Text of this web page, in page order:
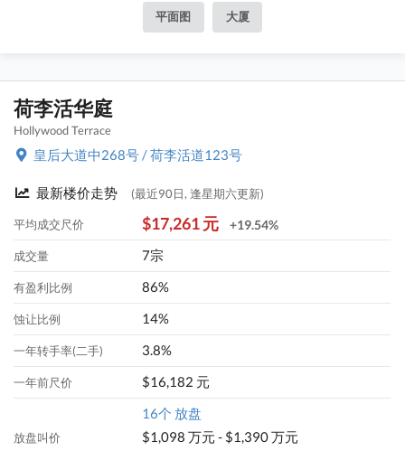
平面图 大厦
荷李活华庭
Hollywood Terrace
皇后大道中268号 / 荷李活道123号
最新楼价走势 (最近90日, 逢星期六更新)
平均成交尺价 $17,261 元 +19.54%
成交量 7宗
有盈利比例 86%
蚀让比例 14%
一年转手率(二手) 3.8%
一年前尺价 $16,182 元
放盘叫价
16个 放盘
$1,098 万元 - $1,390 万元